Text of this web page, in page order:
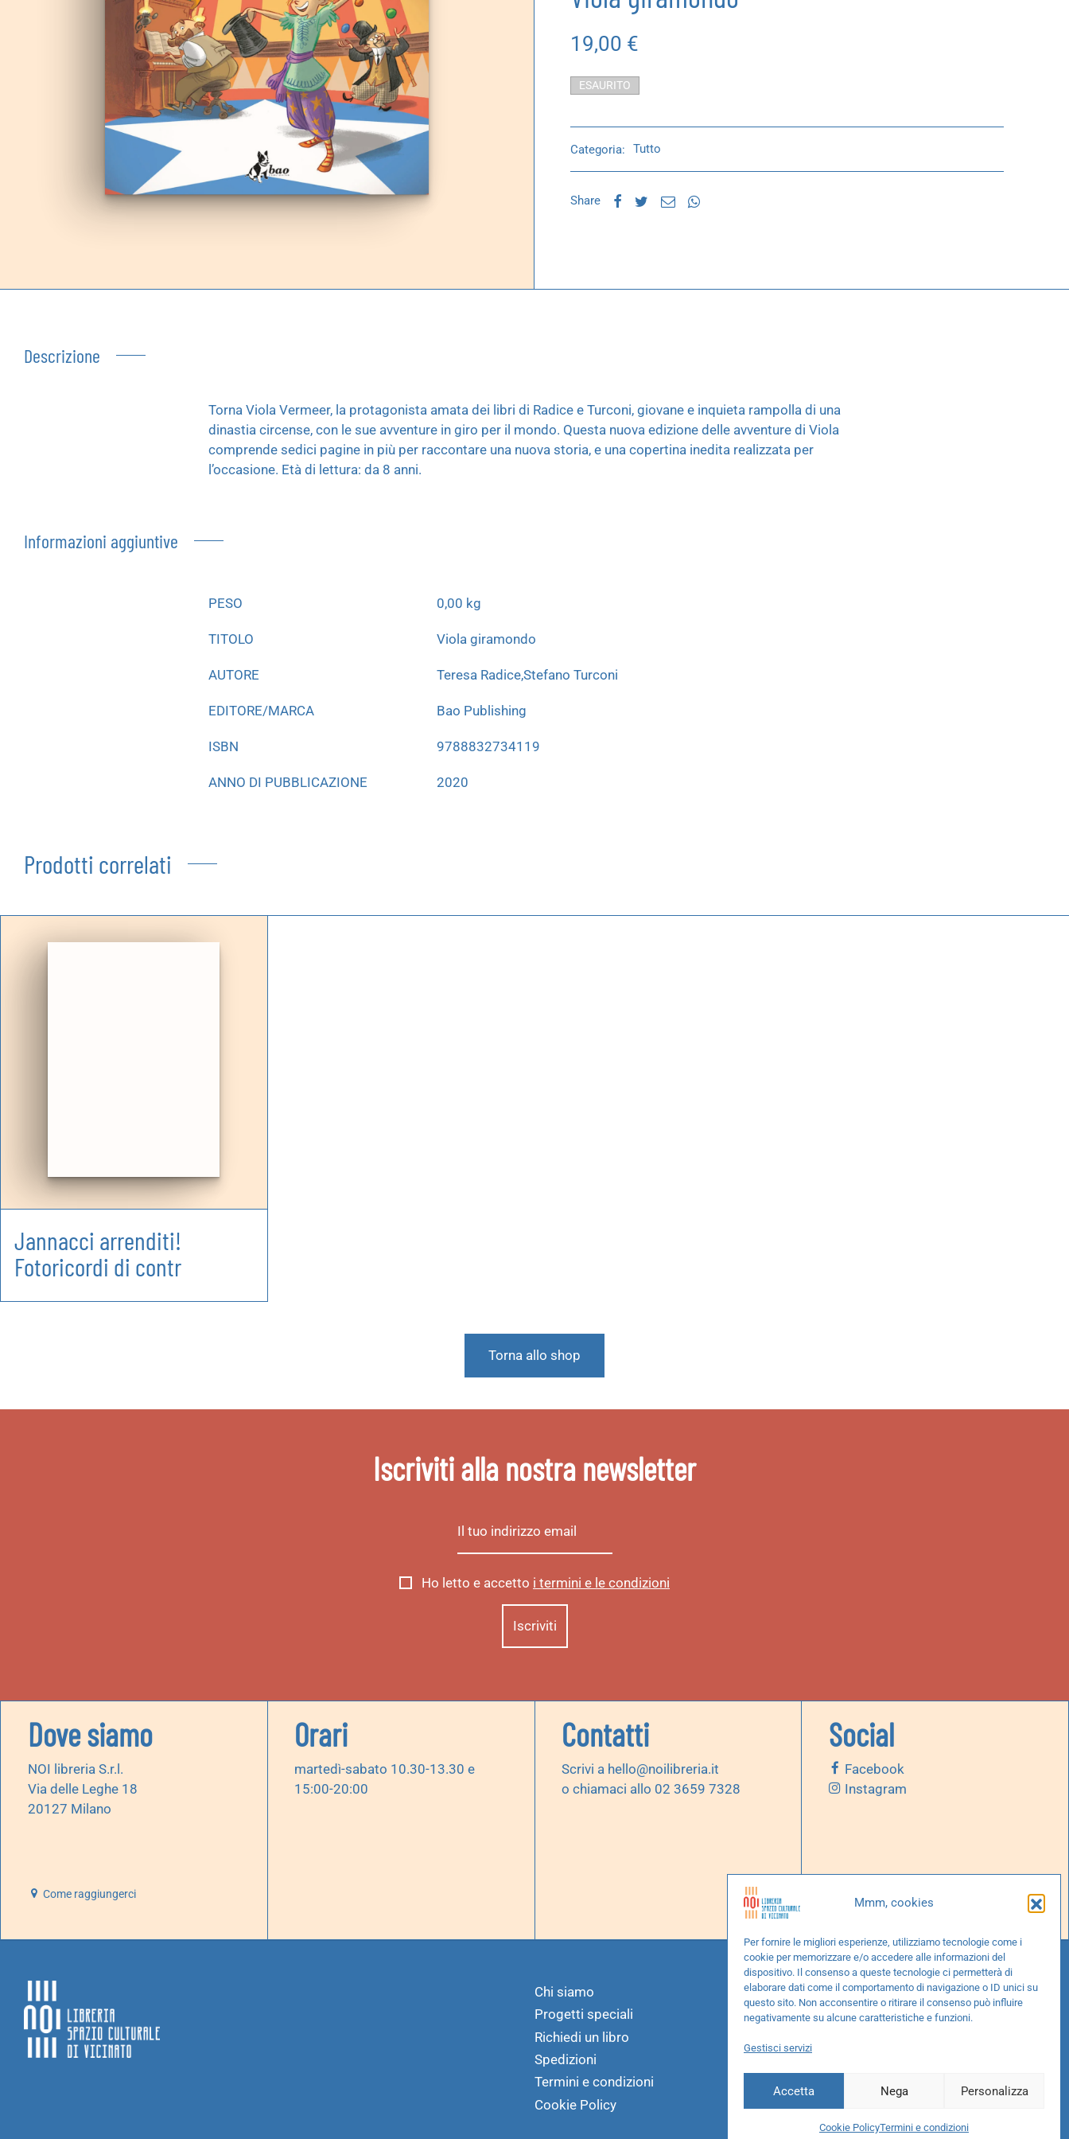
Mmm, cookies
Per fornire le migliori esperienze, utilizziamo tecnologie come i
cookie per memorizzare e/o accedere alle informazioni del
dispositivo. Il consenso a queste tecnologie ci permetterà di
elaborare dati come il comportamento di navigazione o ID unici su
questo sito. Non acconsentire o ritirare il consenso può influire
negativamente su alcune caratteristiche e funzioni.
Gestisci servizi
Accetta Nega Personalizza
Cookie PolicyTermini e condizioni
19,00 €
ESAURITO
Categoria: Tutto
Share
Descrizione
Torna Viola Vermeer, la protagonista amata dei libri di Radice e Turconi, giovane e inquieta rampolla di una
dinastia circense, con le sue avventure in giro per il mondo. Questa nuova edizione delle avventure di Viola
comprende sedici pagine in più per raccontare una nuova storia, e una copertina inedita realizzata per
l’occasione. Età di lettura: da 8 anni.
Informazioni aggiuntive
PESO 0,00 kg
TITOLO Viola giramondo
AUTORE Teresa Radice,Stefano Turconi
EDITORE/MARCA Bao Publishing
ISBN 9788832734119
ANNO DI PUBBLICAZIONE 2020
Prodotti correlati
Jannacci arrenditi!
Fotoricordi di contr
Torna allo shop
Iscriviti alla nostra newsletter
Ho letto e accetto i termini e le condizioni
Dove siamo
NOI libreria S.r.l.
Via delle Leghe 18
20127 Milano
Come raggiungerci
Orari
martedì-sabato 10.30-13.30 e
15:00-20:00
Contatti
Scrivi a hello@noilibreria.it
o chiamaci allo 02 3659 7328
Social
Facebook
Instagram
Chi siamo
Progetti speciali
Richiedi un libro
Spedizioni
Termini e condizioni
Cookie Policy